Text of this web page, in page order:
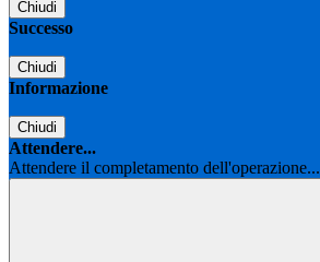
Chiudi
Successo
Chiudi
Informazione
Chiudi
Attendere...
Attendere il completamento dell'operazione...